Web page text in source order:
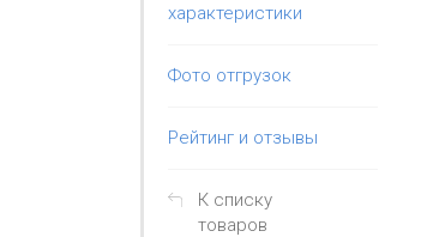
характеристики
Фото отгрузок
Рейтинг и отзывы
К списку
товаров